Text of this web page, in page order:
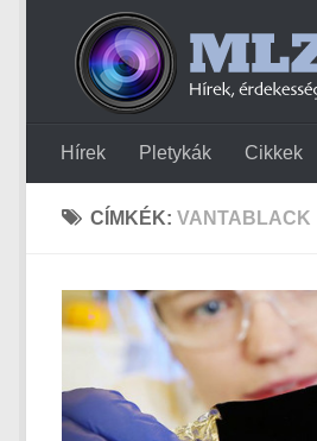
Hírek Pletykák Cikkek
CÍMKÉK: VANTABLACK